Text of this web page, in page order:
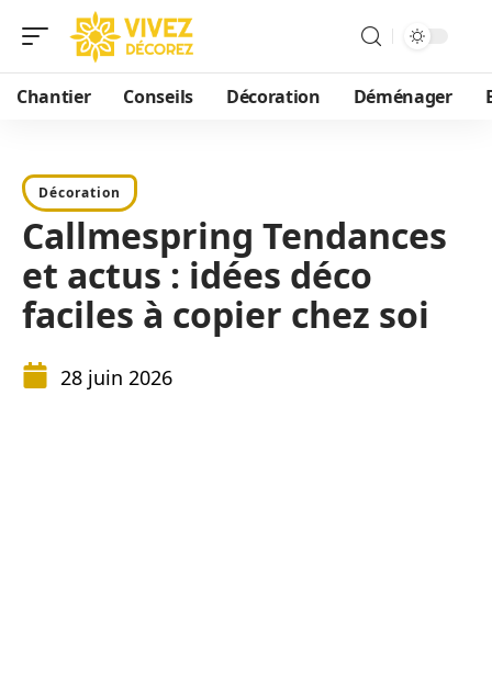
Chantier Conseils Décoration Déménager
Décoration
Callmespring Tendances
et actus : idées déco
faciles à copier chez soi
28 juin 2026